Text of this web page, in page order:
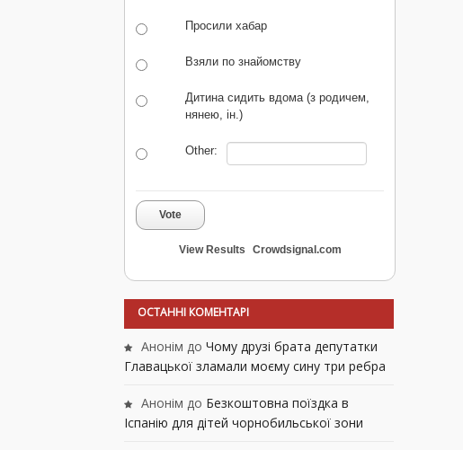
Просили хабар
Взяли по знайомству
Дитина сидить вдома (з родичем,
нянею, ін.)
Other:
Vote
View Results Crowdsignal.com
ОСТАННІ КОМЕНТАРІ
Анонім до Чому друзі брата депутатки
Главацької зламали моєму сину три ребра
Анонім до Безкоштовна поїздка в
Іспанію для дітей чорнобильської зони